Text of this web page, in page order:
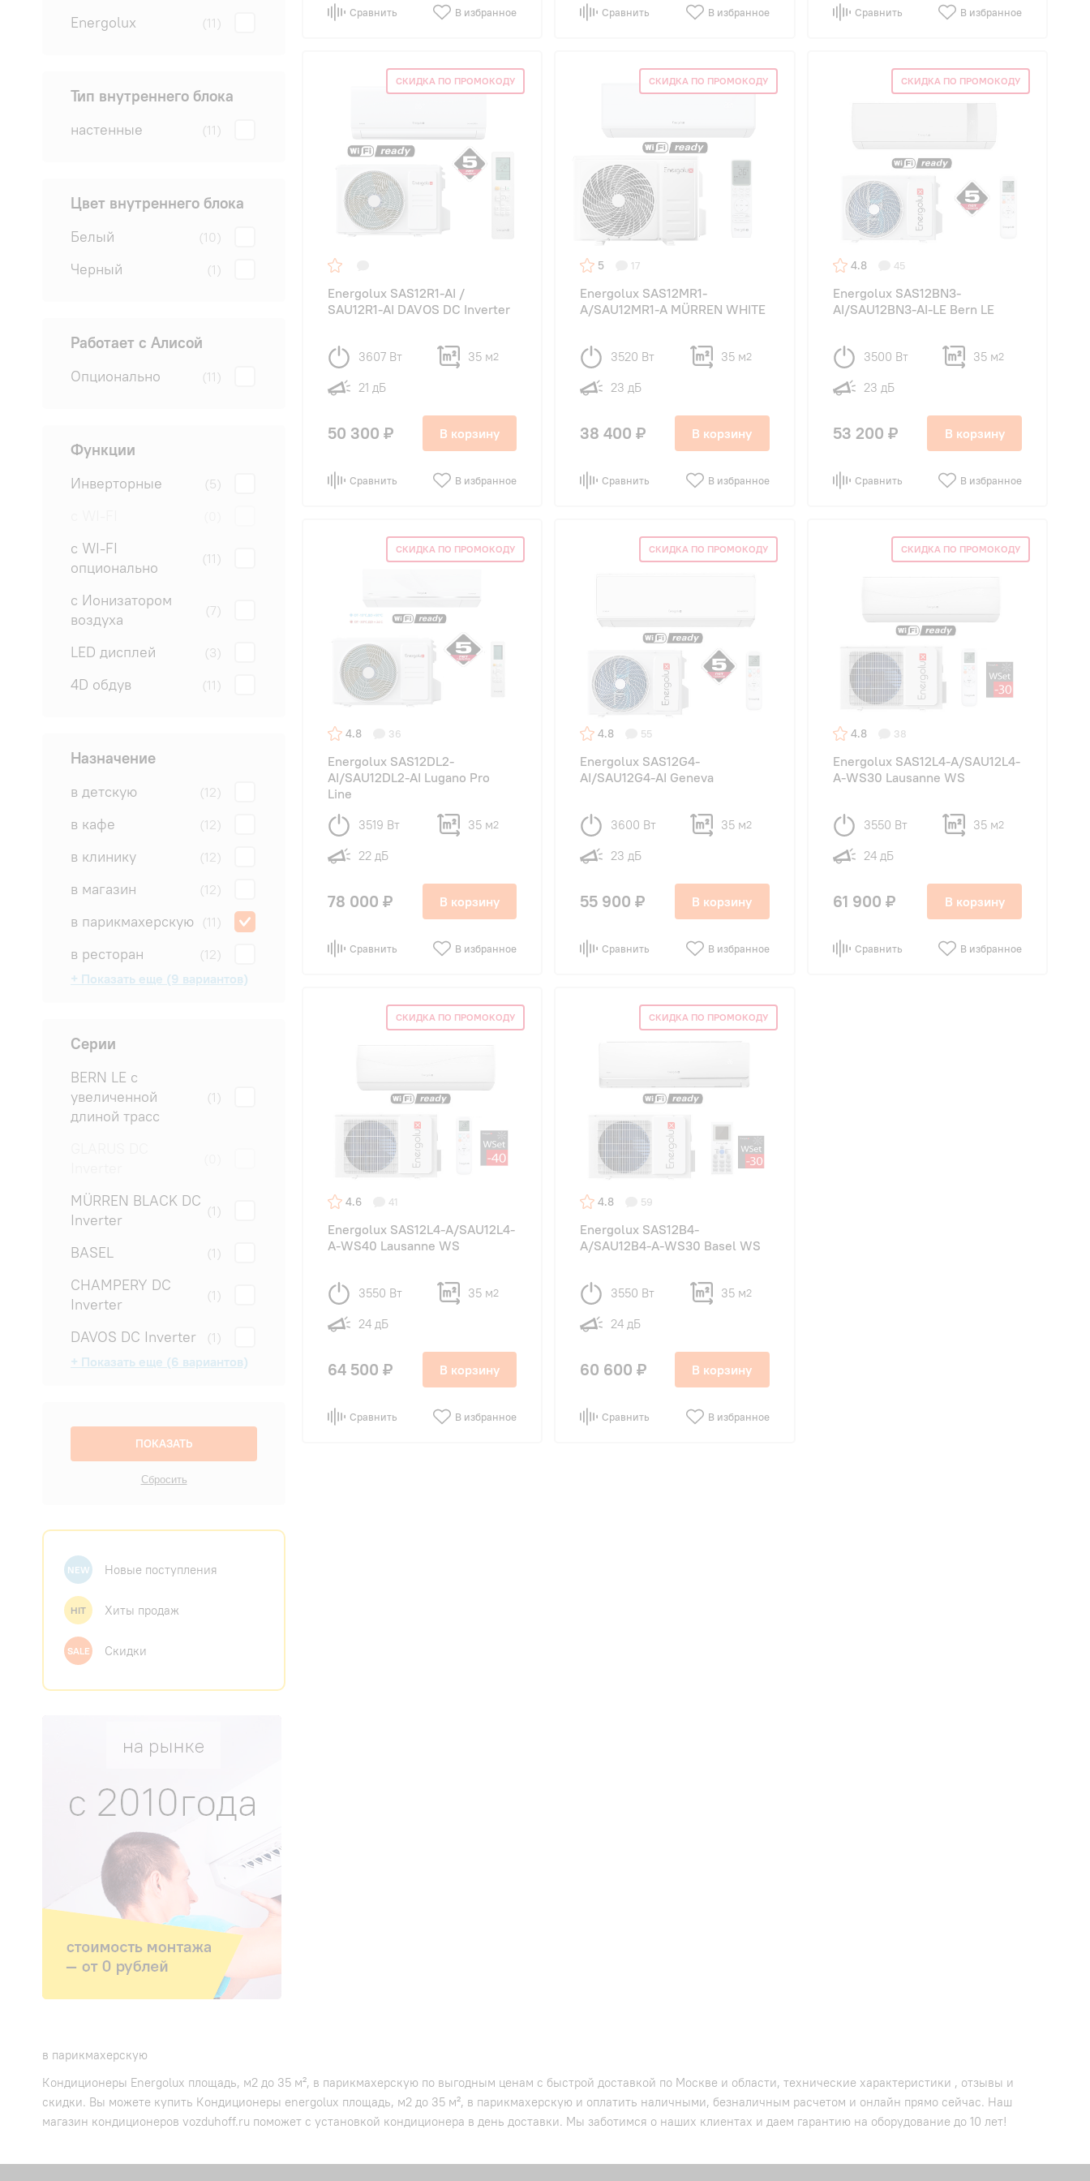
Energolux (11)
Тип внутреннего блока
настенные (11)
Цвет внутреннего блока
Белый (10)
Черный (1)
Работает с Алисой
Опционально (11)
Функции
Инверторные (5)
с WI-FI
опционально
(11)
с Ионизатором
воздуха
(7)
LED дисплей (3)
4D обдув (11)
Назначение
в детскую (12)
в кафе (12)
в клинику (12)
в магазин (12)
в парикмахерскую (11)
в ресторан (12)
в салон (12)
в спальню (12)
в студию (12)
для квартиры (12)
для офиса (12)
для погреба (4)
на дачу (8)
на производство (11)
на склад (4)
+ Показать еще (9 вариантов)
Серии
BERN LE с
увеличенной
длиной трасс
(1)
MÜRREN BLACK DC
Inverter
(1)
BASEL (1)
CHAMPERY DC
Inverter
(1)
DAVOS DC Inverter (1)
GENEVA FULL DC
LAUSANNE (1)
LUGANO PRO LINE (0)
MÜRREN WHITE (1)
NYON DC Inverter (0)
ZURICH 5 DC
+ Показать еще (6 вариантов)
NEW Новые поступления
HIT Хиты продаж
SALE Скидки
Сравнить В избранное Сравнить В избранное Сравнить В избранное
СКИДКА ПО ПРОМОКОДУ
Energolux SAS12R1-AI /
SAU12R1-AI DAVOS DC Inverter
3607 Вт 35 м2
21 дБ
50 300 ₽ В корзину
Сравнить В избранное
СКИДКА ПО ПРОМОКОДУ
5 17
Energolux SAS12MR1-
A/SAU12MR1-A MÜRREN WHITE
3520 Вт 35 м2
23 дБ
38 400 ₽ В корзину
Сравнить В избранное
СКИДКА ПО ПРОМОКОДУ
4.8 45
Energolux SAS12BN3-
AI/SAU12BN3-AI-LE Bern LE
3500 Вт 35 м2
23 дБ
53 200 ₽ В корзину
Сравнить В избранное
СКИДКА ПО ПРОМОКОДУ
4.8 36
Energolux SAS12DL2-
AI/SAU12DL2-AI Lugano Pro
Line
3519 Вт 35 м2
22 дБ
78 000 ₽ В корзину
Сравнить В избранное
СКИДКА ПО ПРОМОКОДУ
4.8 55
Energolux SAS12G4-
AI/SAU12G4-AI Geneva
3600 Вт 35 м2
23 дБ
55 900 ₽ В корзину
Сравнить В избранное
СКИДКА ПО ПРОМОКОДУ
4.8 38
Energolux SAS12L4-A/SAU12L4-
A-WS30 Lausanne WS
3550 Вт 35 м2
24 дБ
61 900 ₽ В корзину
Сравнить В избранное
СКИДКА ПО ПРОМОКОДУ
4.6 41
Energolux SAS12L4-A/SAU12L4-
A-WS40 Lausanne WS
3550 Вт 35 м2
24 дБ
64 500 ₽ В корзину
Сравнить В избранное
СКИДКА ПО ПРОМОКОДУ
4.8 59
Energolux SAS12B4-
A/SAU12B4-A-WS30 Basel WS
3550 Вт 35 м2
24 дБ
60 600 ₽ В корзину
Сравнить В избранное
в парикмахерскую
Кондиционеры Energolux площадь, м2 до 35 м², в парикмахерскую по выгодным ценам с быстрой доставкой по Москве и области, технические характеристики , отзывы и
скидки. Вы можете купить Кондиционеры energolux площадь, м2 до 35 м², в парикмахерскую и оплатить наличными, безналичным расчетом и онлайн прямо сейчас. Наш
магазин кондиционеров vozduhoff.ru поможет с установкой кондиционера в день доставки. Мы заботимся о наших клиентах и даем гарантию на оборудование до 10 лет!